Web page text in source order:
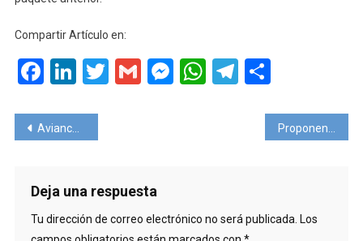
Compartir Artículo en:
Facebook
LinkedIn
Twitter
GmailMessenger
WhatsApp
Telegram
Navegación
entradas
Avianca recibe una financiación de US$ 2.000 millones. Proponen un Tour de compras en Buenos Aires para pasajeros uruguayos ¿será viable?
Deja una respuesta
Tu dirección de correo electrónico no será publicada. Los